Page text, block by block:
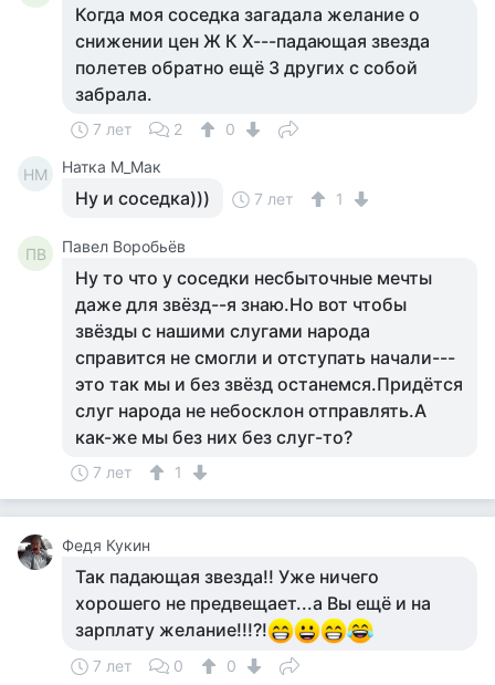
Когда моя соседка загадала желание о
снижении цен Ж К Х---падающая звезда
полетев обратно ещё 3 других с собой
забрала.
7 лет 2 0
НМ Натка М_Мак
Ну и соседка))) 7 лет 1
ПВ Павел Воробьёв
Ну то что у соседки несбыточные мечты
даже для звёзд--я знаю.Но вот чтобы
звёзды с нашими слугами народа
справится не смогли и отступать начали---
это так мы и без звёзд останемся.Придётся
слуг народа не небосклон отправлять.А
как-же мы без них без слуг-то?
7 лет 1
Федя Кукин
Так падающая звезда!! Уже ничего
хорошего не предвещает...а Вы ещё и на
зарплату желание!!!?!
7 лет 0 0